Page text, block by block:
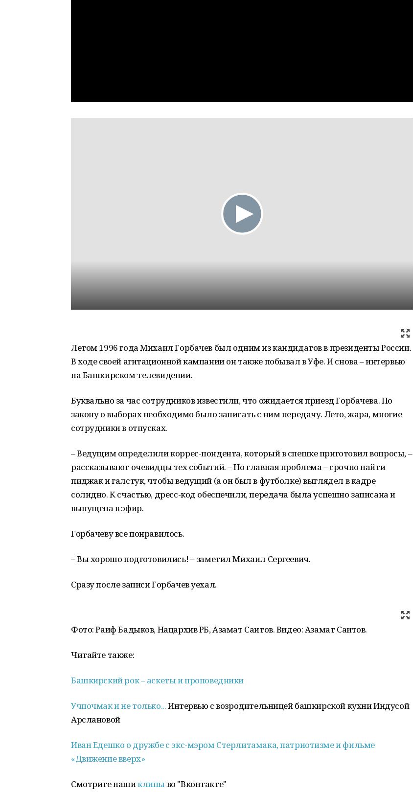
Летом 1996 года Михаил Горбачев был одним из кандидатов в президенты России.
В ходе своей агитационной кампании он также побывал в Уфе. И снова – интервью
на Башкирском телевидении.
Буквально за час сотрудников известили, что ожидается приезд Горбачева. По
закону о выборах необходимо было записать с ним передачу. Лето, жара, многие
сотрудники в отпусках.
– Ведущим определили коррес-пондента, который в спешке приготовил вопросы, –
рассказывают очевидцы тех событий. – Но главная проблема – срочно найти
пиджак и галстук, чтобы ведущий (а он был в футболке) выглядел в кадре
солидно. К счастью, дресс-код обеспечили, передача была успешно записана и
выпущена в эфир.
Горбачеву все понравилось.
– Вы хорошо подготовились! – заметил Михаил Сергеевич.
Сразу после записи Горбачев уехал.
Фото: Раиф Бадыков, Нацархив РБ, Азамат Саитов. Видео: Азамат Саитов.
Читайте также:
Башкирский рок – аскеты и проповедники
Учпочмак и не только...Интервью с возродительницей башкирской кухни Индусой
Арслановой
Иван Едешко о дружбе с экс-мэром Стерлитамака, патриотизме и фильме
«Движение вверх»
Смотрите нашиклипыво "Вконтакте"